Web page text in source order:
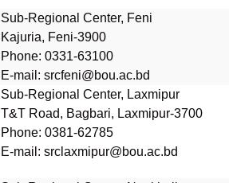
Sub-Regional Center, Feni
Kajuria, Feni-3900
Phone: 0331-63100
E-mail: srcfeni@bou.ac.bd
Sub-Regional Center, Laxmipur
T&T Road, Bagbari, Laxmipur-3700
Phone: 0381-62785
E-mail: srclaxmipur@bou.ac.bd